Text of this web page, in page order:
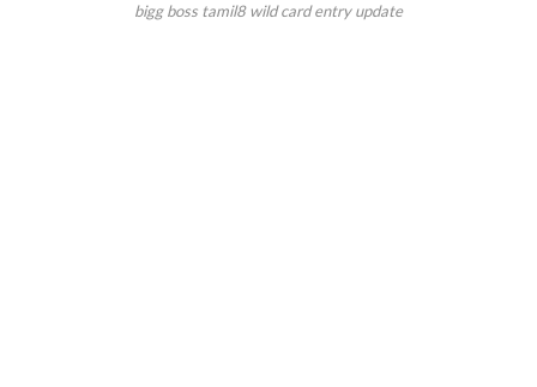
bigg boss tamil8 wild card entry update